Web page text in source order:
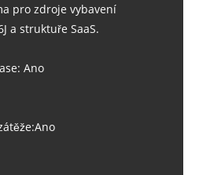
pro zdroje vybavení
a struktuře SaaS.
Ano